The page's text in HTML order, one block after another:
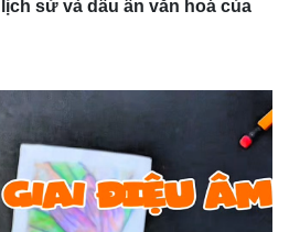
sử và dấu ấn văn hoá của